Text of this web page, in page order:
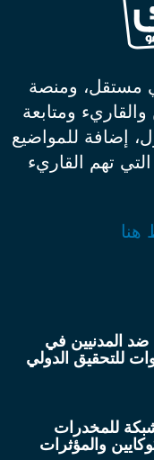
مستقل، ومنصة
ومتابعة
إضافة للمواضيع
تهم القاريء
هنا
ضد المدنيين في
للتحقيق الدولي
للمخدرات
والمؤثرات